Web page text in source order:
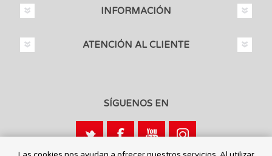
INFORMACIÓN
ATENCIÓN AL CLIENTE
SÍGUENOS EN